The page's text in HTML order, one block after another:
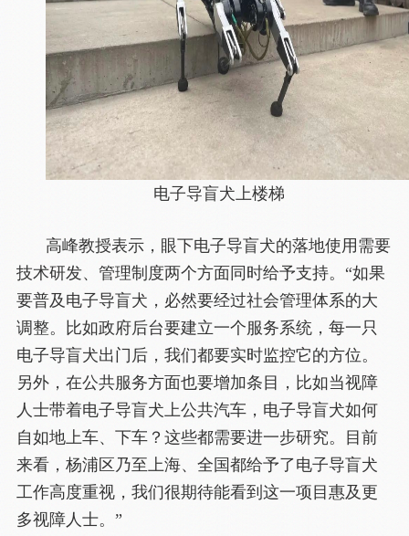
电子导盲犬上楼梯
高峰教授表示，眼下电子导盲犬的落地使用需要
技术研发、管理制度两个方面同时给予支持。“如果
要普及电子导盲犬，必然要经过社会管理体系的大
调整。比如政府后台要建立一个服务系统，每一只
电子导盲犬出门后，我们都要实时监控它的方位。
另外，在公共服务方面也要增加条目，比如当视障
人士带着电子导盲犬上公共汽车，电子导盲犬如何
自如地上车、下车？这些都需要进一步研究。目前
来看，杨浦区乃至上海、全国都给予了电子导盲犬
工作高度重视，我们很期待能看到这一项目惠及更
多视障人士。”